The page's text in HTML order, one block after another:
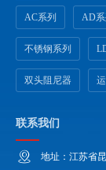
AC系列 AD系
不锈钢系列
双头阻尼器
联系我们
地址：江苏省